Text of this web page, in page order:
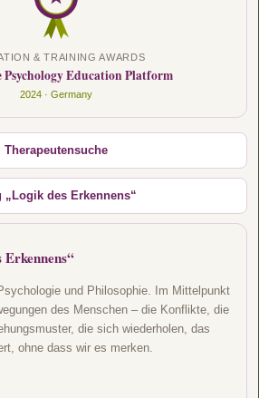
& TRAINING AWARDS
Psychology Education Platform
2024 · Germany
Therapeutensuche
„Logik des Erkennens“
und Philosophie. Im Mittelpunkt
des Menschen – die Konflikte, die
die sich wiederholen, das
ohne dass wir es merken.